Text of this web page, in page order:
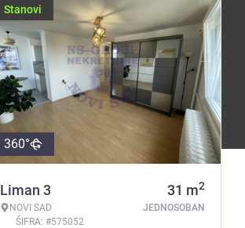
Stanovi
360°
Liman 3
NOVI SAD
ŠIFRA: #575052
31 m2
JEDNOSOBAN